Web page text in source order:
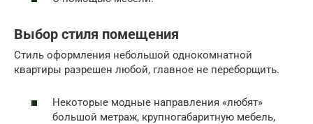
Выбор стиля помещения
Стиль оформления небольшой однокомнатной
квартиры разрешен любой, главное не переборщить.
Некоторые модные направления «любят»
большой метраж, крупногабаритную мебель,